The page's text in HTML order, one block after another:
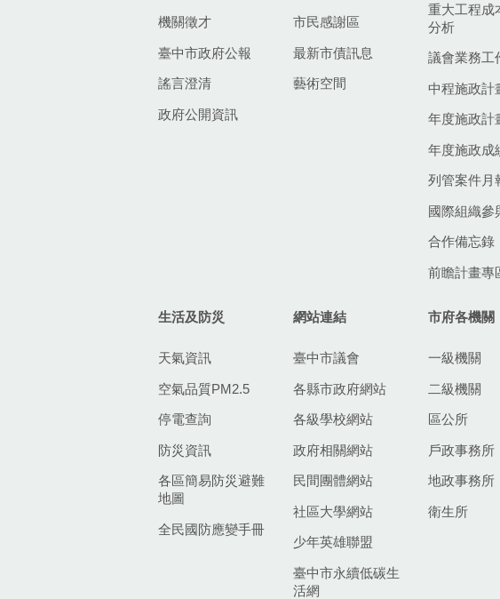
機關徵才
臺中市政府公報
謠言澄清
政府公開資訊
市民感謝區
最新市債訊息
藝術空間
重大工程成
分析
議會業務工
中程施政計
年度施政計
年度施政成
列管案件月
國際組織參
合作備忘錄
前瞻計畫專
生活及防災
天氣資訊
空氣品質PM2.5
停電查詢
防災資訊
各區簡易防災避難
地圖
全民國防應變手冊
網站連結
臺中市議會
各縣市政府網站
各級學校網站
政府相關網站
民間團體網站
社區大學網站
少年英雄聯盟
臺中市永續低碳生
活網
市府各機關
一級機關
二級機關
區公所
戶政事務所
地政事務所
衛生所